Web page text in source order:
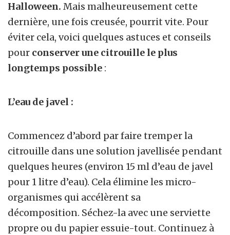
Halloween. Mais malheureusement cette
dernière, une fois creusée, pourrit vite. Pour
éviter cela, voici quelques astuces et conseils
pour conserver une citrouille le plus
longtemps possible :
L’eau de javel :
Commencez d’abord par faire tremper la
citrouille dans une solution javellisée pendant
quelques heures (environ 15 ml d’eau de javel
pour 1 litre d’eau). Cela élimine les micro-
organismes qui accélèrent sa
décomposition. Séchez-la avec une serviette
propre ou du papier essuie-tout. Continuez à